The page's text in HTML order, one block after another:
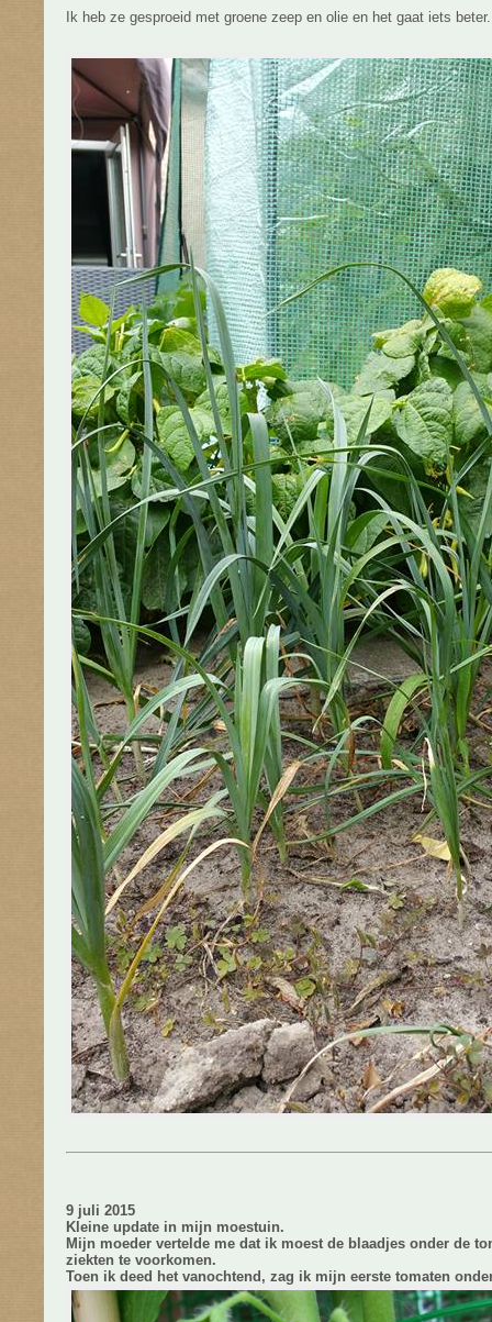
Ik heb ze gesproeid met groene zeep en olie en het gaat iets beter.
9 juli 2015
Kleine update in mijn moestuin.
Mijn moeder vertelde me dat ik moest de blaadjes onder de
ziekten te voorkomen.
Toen ik deed het vanochtend, zag ik mijn eerste tomaten